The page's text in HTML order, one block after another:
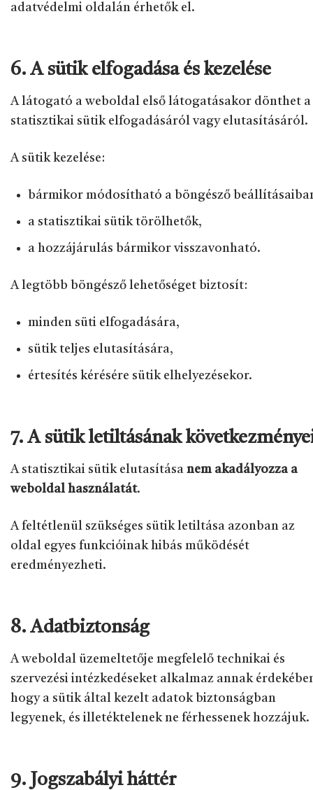
adatvédelmi oldalán érhetők el.
6. A sütik elfogadása és kezelése
A látogató a weboldal első látogatásakor dönthet a
statisztikai sütik elfogadásáról vagy elutasításáról.
A sütik kezelése:
bármikor módosítható a böngésző
a statisztikai sütik törölhetők,
a hozzájárulás bármikor visszavonható.
A legtöbb böngésző lehetőséget biztosít:
minden süti elfogadására,
sütik teljes elutasítására,
értesítés kérésére sütik elhelyezésekor.
7. A sütik letiltásának
A statisztikai sütik elutasítása nem akadályozza a
weboldal használatát.
A feltétlenül szükséges sütik letiltása azonban az
oldal egyes funkcióinak hibás működését
eredményezheti.
8. Adatbiztonság
A weboldal üzemeltetője megfelelő technikai és
szervezési intézkedéseket alkalmaz annak
hogy a sütik által kezelt adatok biztonságban
legyenek, és illetéktelenek ne férhessenek hozzájuk.
9. Jogszabályi háttér